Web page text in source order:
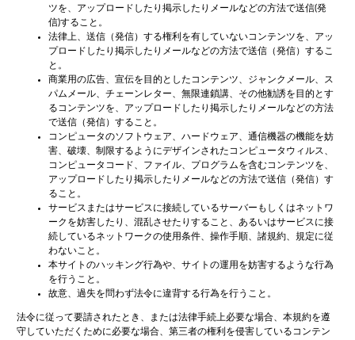
ツを、アップロードしたり掲示したりメールなどの方法で送信(発
信)すること。
法律上、送信（発信）する権利を有していないコンテンツを、アッ
プロードしたり掲示したりメールなどの方法で送信（発信）するこ
と。
商業用の広告、宣伝を目的としたコンテンツ、ジャンクメール、ス
パムメール、チェーンレター、無限連鎖講、その他勧誘を目的とす
るコンテンツを、アップロードしたり掲示したりメールなどの方法
で送信（発信）すること。
コンピュータのソフトウェア、ハードウェア、通信機器の機能を妨
害、破壊、制限するようにデザインされたコンピュータウィルス、
コンピュータコード、ファイル、プログラムを含むコンテンツを、
アップロードしたり掲示したりメールなどの方法で送信（発信）す
ること。
サービスまたはサービスに接続しているサーバーもしくはネットワ
ークを妨害したり、混乱させたりすること、あるいはサービスに接
続しているネットワークの使用条件、操作手順、諸規約、規定に従
わないこと。
本サイトのハッキング行為や、サイトの運用を妨害するような行為
を行うこと。
故意、過失を問わず法令に違背する行為を行うこと。
法令に従って要請されたとき、または法律手続上必要な場合、本規約を遵
守していただくために必要な場合、第三者の権利を侵害しているコンテン